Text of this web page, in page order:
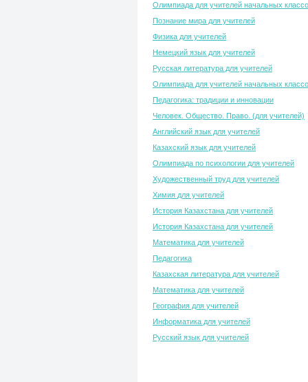
Олимпиада для учителей начальных
Познание мира для учителей
Физика для учителей
Немецкий язык для учителей
Русская литература для учителей
Олимпиада для учителей начальных
Педагогика: традиции и инновации
Человек. Общество. Право. (для учителей)
Английский язык для учителей
Казахский язык для учителей
Олимпиада по психологии для учителей
Художественный труд для учителей
Химия для учителей
История Казахстана для учителей
История Казахстана для учителей
Математика для учителей
Педагогика
Казахская литература для учителей
Математика для учителей
География для учителей
Информатика для учителей
Русский язык для учителей